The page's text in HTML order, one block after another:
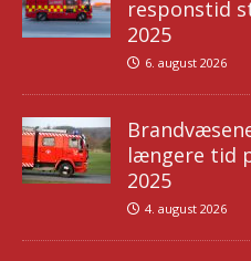
responstid
2025
6. august 2026
længere tid
2025
4. august 2026